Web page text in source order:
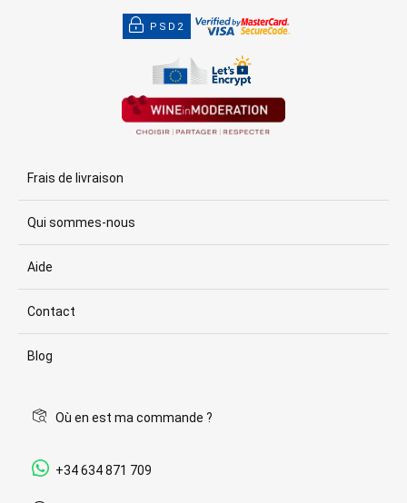
PSD2
Frais de livraison
Qui sommes-nous
Aide
Contact
Blog
Où en est ma commande ?
+34 634 871 709